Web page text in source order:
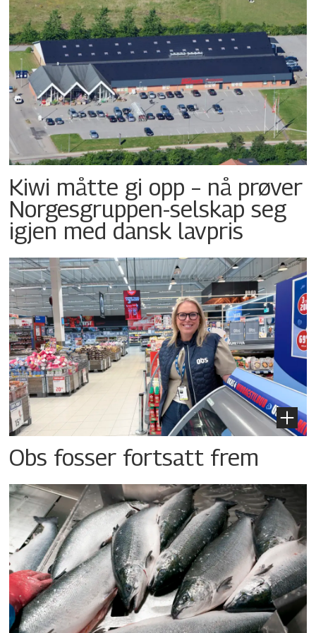
Kiwi måtte gi opp – nå prøver
Norgesgruppen-selskap seg
igjen med dansk lavpris
Obs fosser fortsatt frem